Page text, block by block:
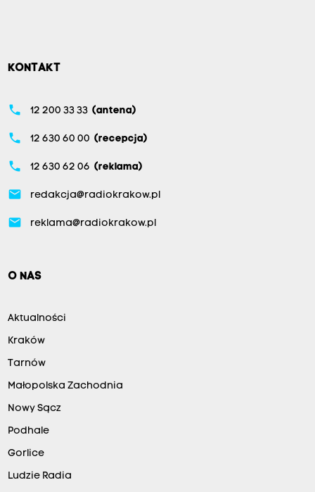
KONTAKT
phone 12 200 33 33 (antena)
phone 12 630 60 00 (recepcja)
phone 12 630 62 06 (reklama)
email redakcja@radiokrakow.pl
email reklama@radiokrakow.pl
O NAS
Aktualności
Kraków
Tarnów
Małopolska Zachodnia
Nowy Sącz
Podhale
Gorlice
Ludzie Radia